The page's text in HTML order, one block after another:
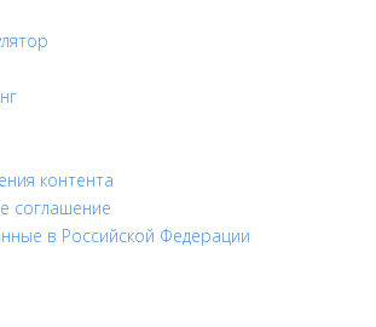
контента
соглашение
в Российской Федерации